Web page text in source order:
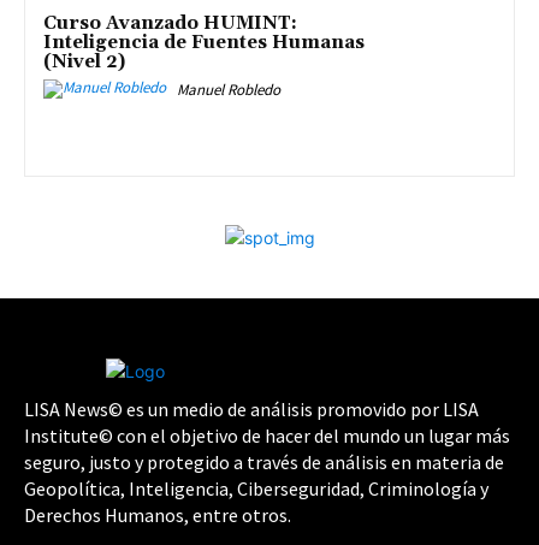
Curso Avanzado HUMINT:
Inteligencia de Fuentes Humanas
(Nivel 2)
Manuel Robledo
LISA News© es un medio de análisis promovido por LISA
Institute© con el objetivo de hacer del mundo un lugar más
seguro, justo y protegido a través de análisis en materia de
Geopolítica, Inteligencia, Ciberseguridad, Criminología y
Derechos Humanos, entre otros.